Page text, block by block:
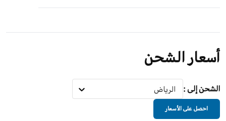
أسعار الشحن
الشحن إلى : الرياض
احصل على الأسعار